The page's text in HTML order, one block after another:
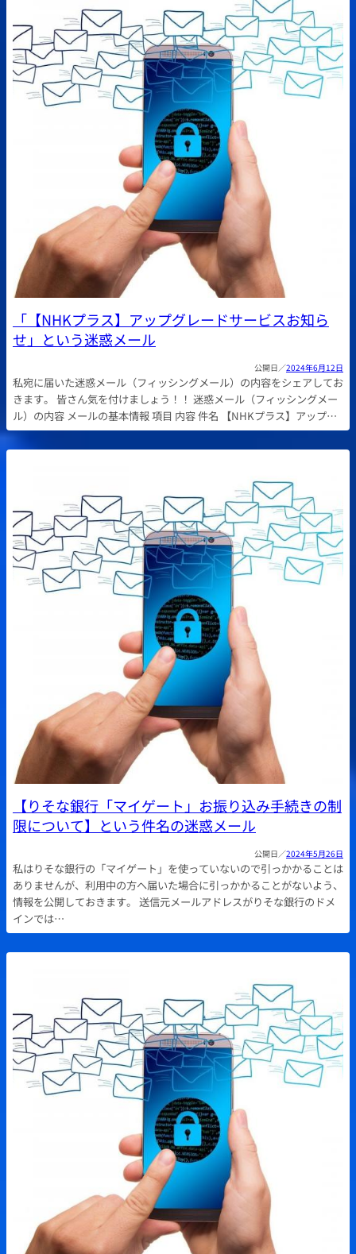
「【NHKプラス】アップグレードサービスお知ら
せ」という迷惑メール
2024年6月12日
私宛に届いた迷惑メール（フィッシングメール）の内容をシェアしてお
きます。 皆さん気を付けましょう！！ 迷惑メール（フィッシングメー
ル）の内容 メールの基本情報 項目 内容 件名 【NHKプラス】アップ…
【りそな銀行「マイゲート」お振り込み手続きの制
限について】という件名の迷惑メール
2024年5月26日
私はりそな銀行の「マイゲート」を使っていないので引っかかることは
ありませんが、利用中の方へ届いた場合に引っかかることがないよう、
情報を公開しておきます。 送信元メールアドレスがりそな銀行のドメ
インでは…